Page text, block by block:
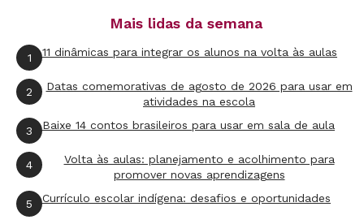
conhecer a nova ferramenta e Conte para gente o
que achou!
Mais lidas da semana
1 11 dinâmicas para integrar os alunos na volta às aulas
2
Datas comemorativas de agosto de 2026 para usar em
atividades na escola
3 Baixe 14 contos brasileiros para usar em sala de aula
4
Volta às aulas: planejamento e acolhimento para
promover novas aprendizagens
5 Currículo escolar indígena: desafios e oportunidades